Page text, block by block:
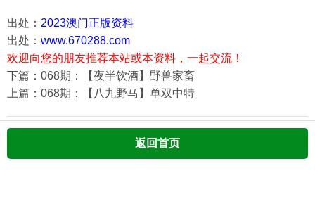
出处： 2023澳门正版资料
出处： www.670288.com
欢迎向您的朋友推荐本站或本资料，一起交流！
下篇：068期：【夜半饮酒】野兽家畜
上篇：068期：【八九野马】单双中特
返回首页